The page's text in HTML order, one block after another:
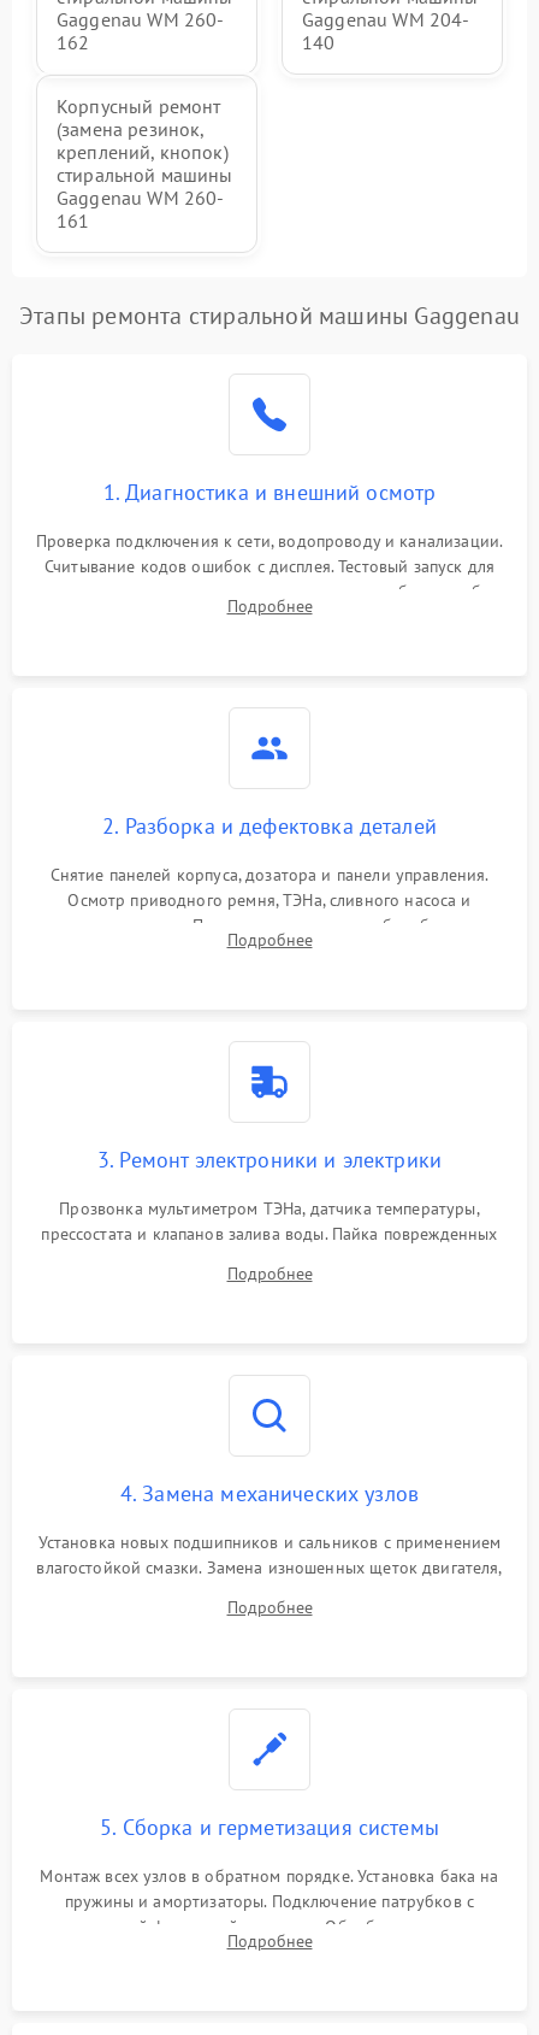
Gaggenau WM 260-
162
Gaggenau WM 204-
140
Корпусный ремонт
(замена резинок,
креплений, кнопок)
стиральной машины
Gaggenau WM 260-
161
Этапы ремонта стиральной машины Gaggenau
1. Диагностика и внешний осмотр
Проверка подключения к сети, водопроводу и канализации.
Считывание кодов ошибок с дисплея. Тестовый запуск для
выявления посторонних шумов, протечек или сбоев в работе
электронного модуля управления.
Подробнее
2. Разборка и дефектовка деталей
Снятие панелей корпуса, дозатора и панели управления.
Осмотр приводного ремня, ТЭНа, сливного насоса и
амортизаторов. Проверка подшипников барабана и
крестовины на износ, а манжеты люка на разрывы.
Подробнее
3. Ремонт электроники и электрики
Прозвонка мультиметром ТЭНа, датчика температуры,
прессостата и клапанов залива воды. Пайка поврежденных
Восстановление целостности проводки и контактов.
Подробнее
4. Замена механических узлов
Установка новых подшипников и сальников с применением
влагостойкой смазки. Замена изношенных щеток двигателя,
или поврежденной резиновой манжеты.
Подробнее
5. Сборка и герметизация системы
Монтаж всех узлов в обратном порядке. Установка бака на
пружины и амортизаторы. Подключение патрубков с
надежной фиксацией хомутами. Обработка стыков
герметиком для предотвращения возможных протечек воды.
Подробнее